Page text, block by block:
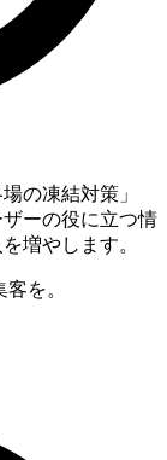
の凍結対策」
ーの役に立つ情
増やします。
を。